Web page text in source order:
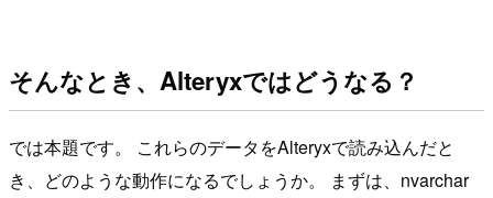
そんなとき、Alteryxではどうなる？
では本題です。 これらのデータをAlteryxで読み込んだと
き、どのような動作になるでしょうか。 まずは、nvarchar